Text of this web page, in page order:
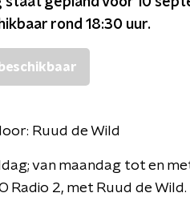
rond 18:30 uur.
Ruud de Wild
van maandag tot en
Radio 2, met Ruud de